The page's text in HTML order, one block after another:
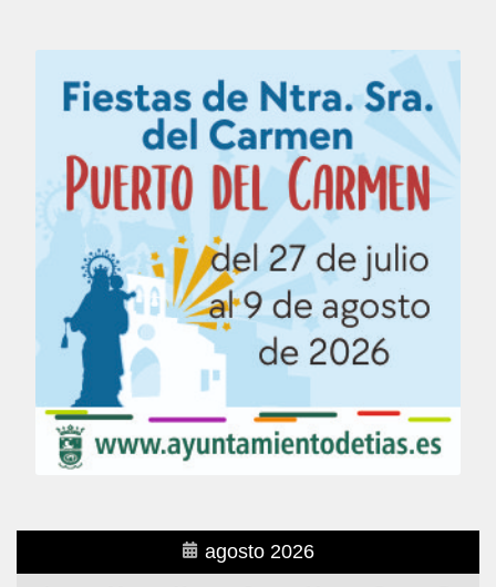
agosto 2026